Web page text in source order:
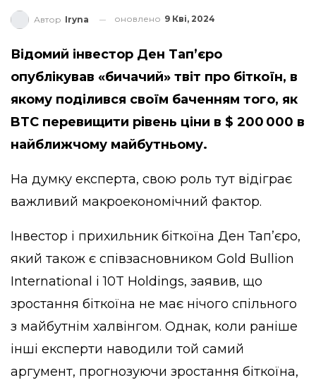
Автор Iryna оновлено 9 Кві, 2024
Відомий інвестор Ден Тап’єро
опублікував «бичачий» твіт про біткоїн, в
якому поділився своїм баченням того, як
BTC перевищити рівень ціни в $ 200 000 в
найближчому майбутньому.
На думку експерта, свою роль тут відіграє
важливий макроекономічний фактор.
Інвестор і прихильник біткоїна Ден Тап’єро,
який також є співзасновником Gold Bullion
International і 10T Holdings, заявив, що
зростання біткоїна не має нічого спільного
з майбутнім халвінгом. Однак, коли раніше
інші експерти наводили той самий
аргумент, прогнозуючи зростання біткоїна,